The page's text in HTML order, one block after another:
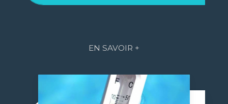
EN SAVOIR +